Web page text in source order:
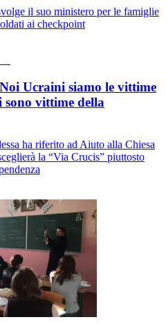
il suo ministero per le famiglie
ai checkpoint
Ucraini siamo le vittime
sono vittime della
ha riferito ad Aiuto alla Chiesa
la “Via Crucis” piuttosto